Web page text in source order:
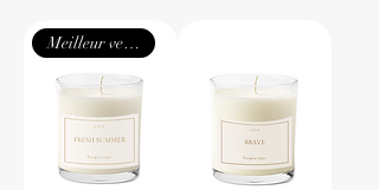
Meilleur vendeur